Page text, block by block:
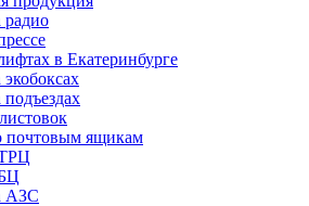
радио
в Екатеринбурге
почтовым ящикам
АЗС